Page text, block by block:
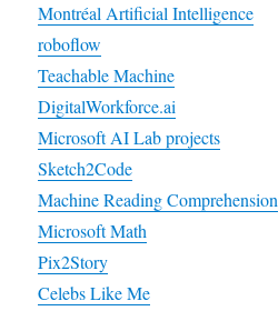
Montréal Artificial Intelligence
roboflow
Teachable Machine
DigitalWorkforce.ai
Microsoft AI Lab projects
Sketch2Code
Machine Reading Comprehension
Microsoft Math
Pix2Story
Celebs Like Me